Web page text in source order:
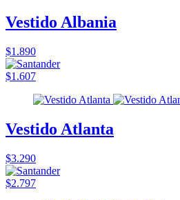
Vestido Albania
$1.890
$1.607
Vestido Atlanta
$3.290
$2.797